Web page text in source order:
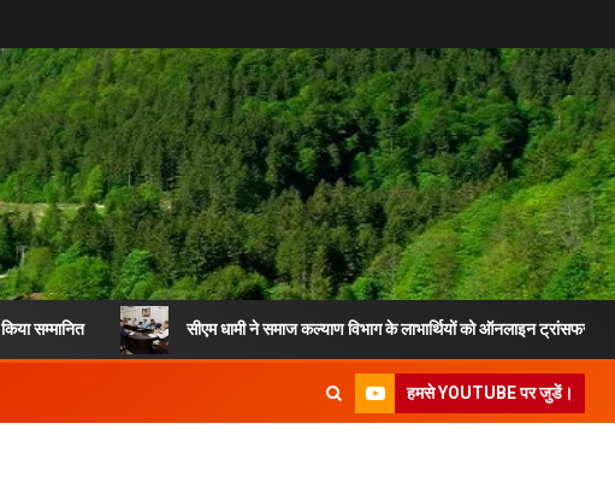
सीएम धामी ने समाज कल्याण विभाग के लाभार्थियों को ऑनलाइन ट्रांसफर की पेंशन
हमसे YOUTUBE पर जुडें।